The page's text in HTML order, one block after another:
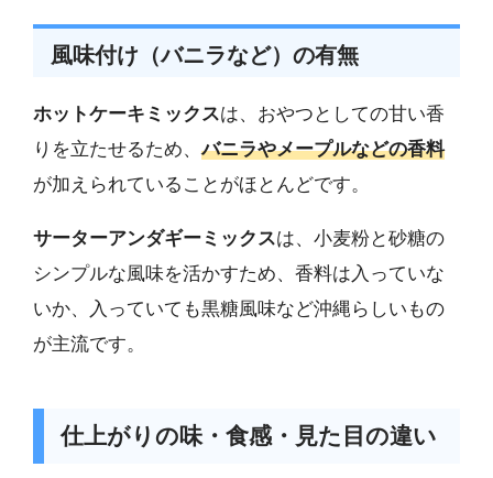
風味付け（バニラなど）の有無
ホットケーキミックスは、おやつとしての甘い香
りを立たせるため、バニラやメープルなどの香料
が加えられていることがほとんどです。
サーターアンダギーミックスは、小麦粉と砂糖の
シンプルな風味を活かすため、香料は入っていな
いか、入っていても黒糖風味など沖縄らしいもの
が主流です。
仕上がりの味・食感・見た目の違い